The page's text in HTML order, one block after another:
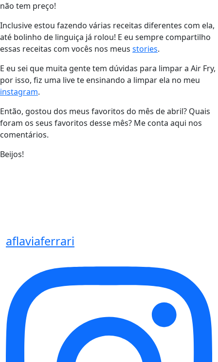
não tem preço!
Inclusive estou fazendo várias receitas diferentes com ela,
até bolinho de linguiça já rolou! E eu sempre compartilho
essas receitas com vocês nos meus stories.
E eu sei que muita gente tem dúvidas para limpar a Air Fry,
por isso, fiz uma live te ensinando a limpar ela no meu
instagram.
Então, gostou dos meus favoritos do mês de abril? Quais
foram os seus favoritos desse mês? Me conta aqui nos
comentários.
Beijos!
aflaviaferrari